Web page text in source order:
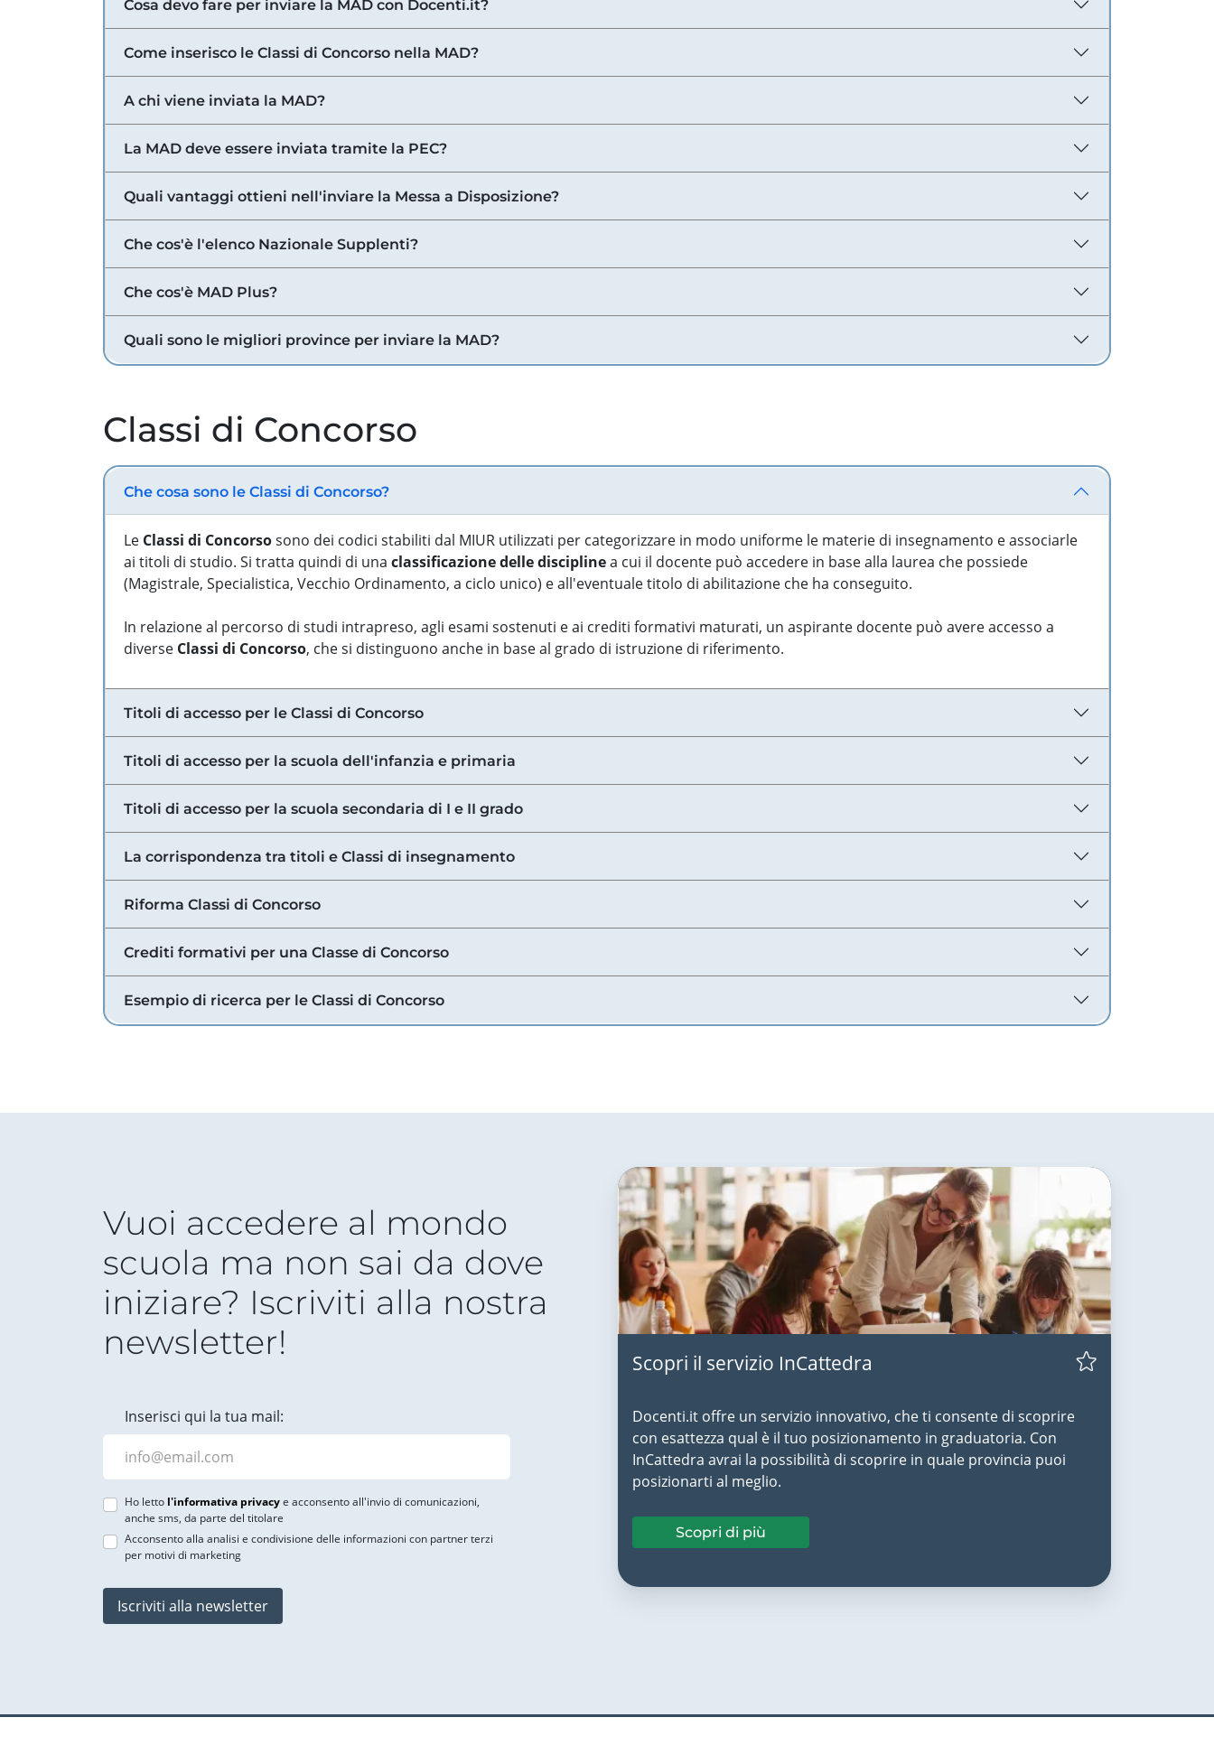
Cosa devo fare per inviare la MAD con Docenti.it?
Come inserisco le Classi di Concorso nella MAD?
A chi viene inviata la MAD?
La MAD deve essere inviata tramite la PEC?
Quali vantaggi ottieni nell'inviare la Messa a Disposizione?
Che cos'è l'elenco Nazionale Supplenti?
Che cos'è MAD Plus?
Quali sono le migliori province per inviare la MAD?
Classi di Concorso
Che cosa sono le Classi di Concorso?
Le Classi di Concorsosono dei codici stabiliti dal MIUR utilizzati per categorizzare in modo uniforme le materie di insegnamento e associarle
ai titoli di studio. Si tratta quindi di una classificazione delle disciplinea cui il docente può accedere in base alla laurea che possiede
(Magistrale, Specialistica, Vecchio Ordinamento, a ciclo unico) e all'eventuale titolo di abilitazione che ha conseguito.
In relazione al percorso di studi intrapreso, agli esami sostenuti e ai crediti formativi maturati, un aspirante docente può avere accesso a
diverse Classi di Concorso, che si distinguono anche in base al grado di istruzione di riferimento.
Titoli di accesso per le Classi di Concorso
Titoli di accesso per la scuola dell'infanzia e primaria
Titoli di accesso per la scuola secondaria di I e II grado
La corrispondenza tra titoli e Classi di insegnamento
Riforma Classi di Concorso
Crediti formativi per una Classe di Concorso
Esempio di ricerca per le Classi di Concorso
Vuoi accedere al mondo
scuola ma non sai da dove
iniziare? Iscriviti alla nostra
newsletter!
Inserisci qui la tua mail:
Ho letto l'informativa privacye acconsento all'invio di comunicazioni,
anche sms, da parte del titolare
Acconsento alla analisi e condivisione delle informazioni con partner terzi
per motivi di marketing
Iscriviti alla newsletter
Scopri il servizio InCattedra
Docenti.it offre un servizio innovativo, che ti consente di scoprire
con esattezza qual è il tuo posizionamento in graduatoria. Con
InCattedra avrai la possibilità di scoprire in quale provincia puoi
posizionarti al meglio.
Scopri di più